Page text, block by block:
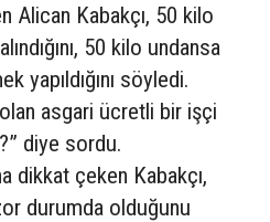
Alican Kabakçı, 50 kilo
50 kilo undansa
yapıldığını söyledi.
olan asgari ücretli bir işçi
diye sordu.
dikkat çeken Kabakçı,
durumda olduğunu